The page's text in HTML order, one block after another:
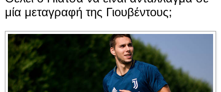
μία μεταγραφή της Γιουβέντους;